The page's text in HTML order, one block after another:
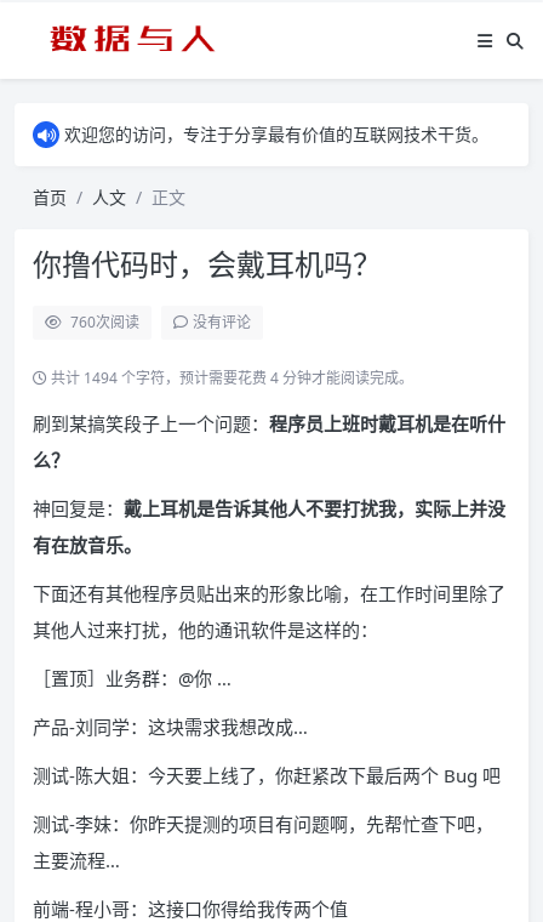
欢迎您的访问，专注于分享最有价值的互联网技术干货。
首页 人文 正文
你撸代码时，会戴耳机吗？
760次阅读 没有评论
共计 1494 个字符，预计需要花费 4 分钟才能阅读完成。
刷到某搞笑段子上一个问题： 程序员上班时戴耳机是在听什
么？
神回复是： 戴上耳机是告诉其他人不要打扰我，实际上并没
有在放音乐。
下面还有其他程序员贴出来的形象比喻，在工作时间里除了
其他人过来打扰，他的通讯软件是这样的：
［置顶］业务群：@你 …
产品-刘同学：这块需求我想改成…
测试-陈大姐：今天要上线了，你赶紧改下最后两个 Bug 吧
测试-李妹：你昨天提测的项目有问题啊，先帮忙查下吧，
主要流程…
前端-程小哥：这接口你得给我传两个值